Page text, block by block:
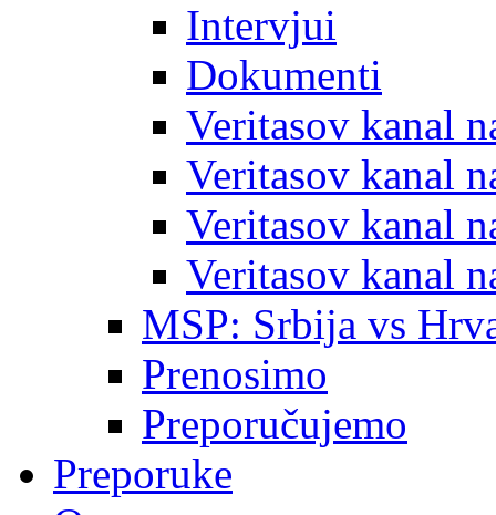
Intervjui
Dokumenti
Veritasov kanal
Veritasov kanal
Veritasov kanal
Veritasov kanal
MSP: Srbija vs
Prenosimo
Preporučujemo
Preporuke